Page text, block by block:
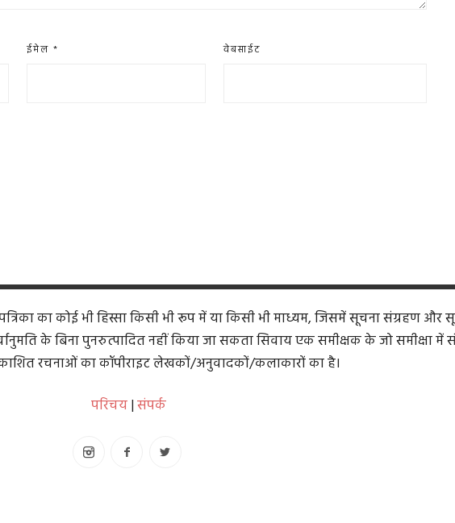
ईमेल* वेबसाईट
का कोई भी हिस्सा किसी भी रूप में या किसी भी माध्यम, जिसमें सूचना संग्रहण
के बिना पुनरुत्पादित नहीं किया जा सकता सिवाय एक समीक्षक के जो समीक्षा में
रचनाओं का कॉपीराइट लेखकों/अनुवादकों/कलाकारों का है।
परिचय|संपर्क